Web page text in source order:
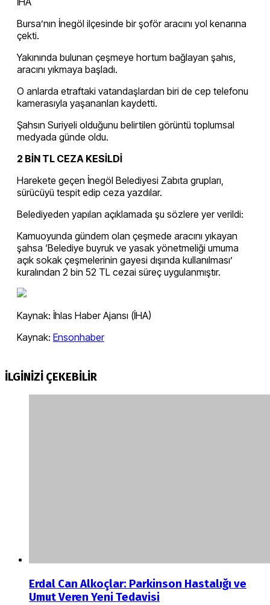
Bursa’nın İnegöl ilçesinde bir şoför aracını yol kenarına
çekti.
Yakınında bulunan çeşmeye hortum bağlayan şahıs,
aracını yıkmaya başladı.
O anlarda etraftaki vatandaşlardan biri de cep telefonu
kamerasıyla yaşananları kaydetti.
Şahsın Suriyeli olduğunu belirtilen görüntü toplumsal
medyada günde oldu.
2 BİN TL CEZA KESİLDİ
Harekete geçen İnegöl Belediyesi Zabıta grupları,
sürücüyü tespit edip ceza yazdılar.
Belediyeden yapılan açıklamada şu sözlere yer verildi:
Kamuoyunda gündem olan çeşmede aracını yıkayan
şahsa ‘Belediye buyruk ve yasak yönetmeliği umuma
açık sokak çeşmelerinin gayesi dışında kullanılması’
kuralından 2 bin 52 TL cezai süreç uygulanmıştır.
Kaynak: İhlas Haber Ajansı (İHA)
Kaynak: Ensonhaber
İLGİNİZİ ÇEKEBİLİR
Erdal Can Alkoçlar: Parkinson Hastalığı ve
Umut Veren Yeni Tedavisi